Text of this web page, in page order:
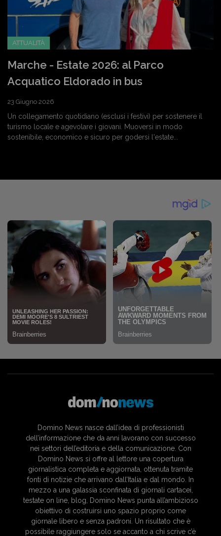
ATTUALITÀ
Marche - Estate 2026: al Parco
Acquatico Eldorado in bus
23 Giugno 2026
Un collegamento quotidiano (esclusi i festivi) per sostenere il
turismo locale e agevolare i giovani. Muoversi in modo
sostenibile, economico e sicuro per godersi l'estate...
Domino News nasce dall’idea di professionisti
dell’informazione che da anni lavorano con successo
nei settori dell’editoria e della comunicazione. Con
Domino News si offre al lettore una copertura
giornalistica completa e aggiornata, ottenuta tramite
fonti di notizie che arrivano dall’Italia e dal mondo. In
mezzo a una galassia sconfinata di giornali cartacei,
testate on line, blog, Domino News punta all’ambizioso
obiettivo di costruirsi uno spazio proprio come
giornale libero e senza padroni. Un risultato che è
possibile raggiungere solo se accanto a chi scrive c’è